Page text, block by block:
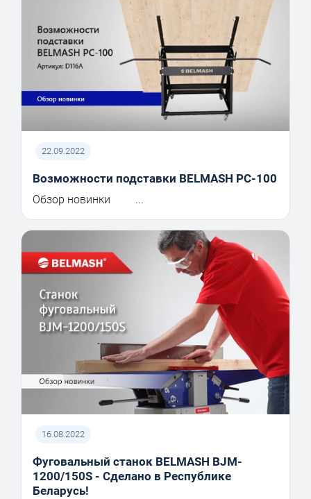
22.09.2022
Возможности подставки BELMASH PC-100
Обзор новинки ...
16.08.2022
Фуговальный станок BELMASH BJM-
1200/150S - Сделано в Республике
Беларусь!